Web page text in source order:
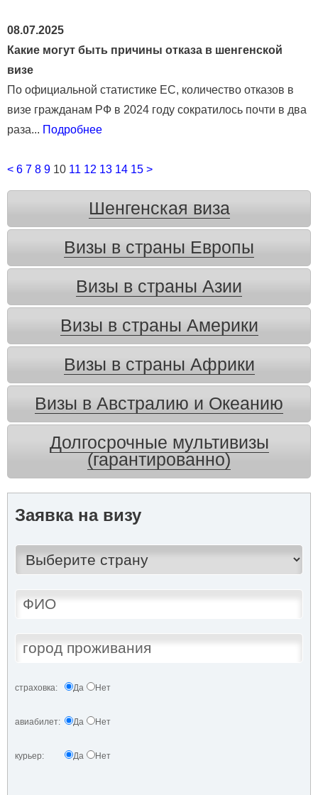
08.07.2025
Какие могут быть причины отказа в шенгенской
визе
По официальной статистике ЕС, количество отказов в
визе гражданам РФ в 2024 году сократилось почти в два
раза... Подробнее
< 6 7 8 9 10 11 12 13 14 15 >
Шенгенская виза
Визы в страны Европы
Визы в страны Азии
Визы в страны Америки
Визы в страны Африки
Визы в Австралию и Океанию
Долгосрочные мультивизы
(гарантированно)
Заявка на визу
страховка: Да Нет
авиабилет: Да Нет
курьер: Да Нет